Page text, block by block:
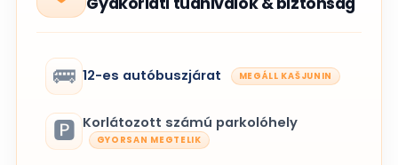
🚌 12-es autóbuszjárat MEGÁLL KAŠJUNIN
🅿️ Korlátozott számú parkolóhely
GYORSAN MEGTELIK